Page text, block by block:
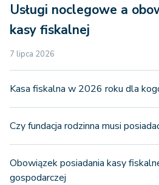
Usługi noclegowe a
kasy fiskalnej
7 lipca 2026
Kasa fiskalna w 2026 roku dla
Czy fundacja rodzinna musi
Obowiązek posiadania kasy
gospodarczej